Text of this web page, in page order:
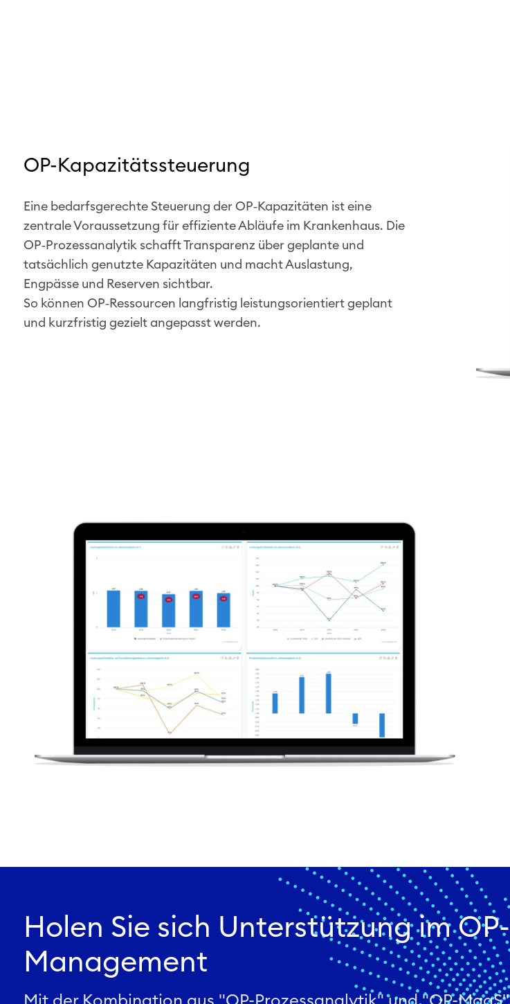
OP-Kapazitätssteuerung
Eine bedarfsgerechte Steuerung der OP‑Kapazitäten ist eine
zentrale Voraussetzung für effiziente Abläufe im Krankenhaus. Die
OP‑Prozessanalytik schafft Transparenz über geplante und
tatsächlich genutzte Kapazitäten und macht Auslastung,
Engpässe und Reserven sichtbar.
So können OP‑Ressourcen langfristig leistungsorientiert geplant
und kurzfristig gezielt angepasst werden.
Holen Sie sich Unterstützung im OP-
Management